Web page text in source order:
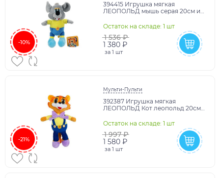
-10%
394415 Игрушка мягкая
ЛЕОПОЛЬД мышь серая 20см из
ПУЛЬТИ" в кор.24шт
Остаток на складе: 1 шт
1 536 ₽
1 380 ₽
за 1 шт
-21%
Мульти-Пульти
392387 Игрушка мягкая
ЛЕОПОЛЬД Кот леопольд 20см,
кор.24шт
Остаток на складе: 1 шт
1 997 ₽
1 580 ₽
за 1 шт